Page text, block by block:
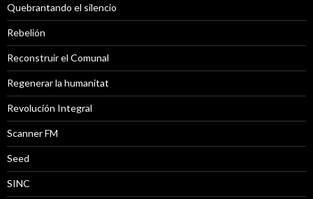
Quebrantando el silencio
Rebelión
Reconstruir el Comunal
Regenerar la humanitat
Revolución Integral
Scanner FM
Seed
SINC